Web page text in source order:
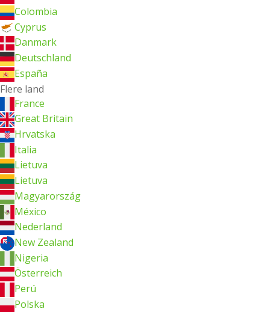
Colombia
Cyprus
Danmark
Deutschland
España
Flere land
France
Great Britain
Hrvatska
Italia
Lietuva
Lietuva
Magyarország
México
Nederland
New Zealand
Nigeria
Österreich
Perú
Polska